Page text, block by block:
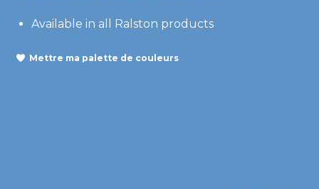
Available in all Ralston products
Mettre ma palette de couleurs